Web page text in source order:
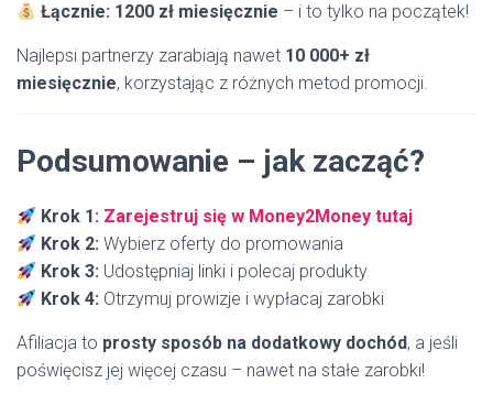
Łącznie: 1200 zł miesięcznie – i to tylko na początek!
Najlepsi partnerzy zarabiają nawet 10 000+ zł
miesięcznie, korzystając z różnych metod promocji.
Podsumowanie – jak zacząć?
Krok 1: Zarejestruj się w Money2Money tutaj
Krok 2: Wybierz oferty do promowania
Krok 3: Udostępniaj linki i polecaj produkty
Krok 4: Otrzymuj prowizje i wypłacaj zarobki
Afiliacja to prosty sposób na dodatkowy dochód, a jeśli
poświęcisz jej więcej czasu – nawet na stałe zarobki!